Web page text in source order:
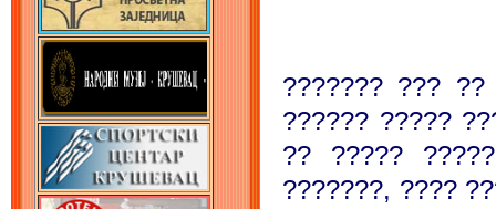
??????? ???
?????? ?????
?? ?????
???????, ????